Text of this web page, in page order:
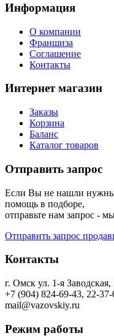
Информация
О компании
Франшиза
Соглашение
Контакты
Интернет магазин
Заказы
Корзина
Баланс
Каталог товаров
Отправить запрос
Если Вы не нашли
помощь в подборе,
отправьте нам запрос -
Отправить запрос
Контакты
г. Омск ул. 1-я Заводская,
+7 (904) 824-69-43, 22-37-
mail@vazovskiy.ru
Режим работы